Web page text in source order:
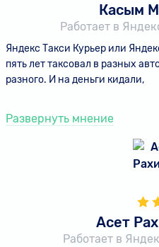
Касым
Работает в
Яндекс Такси Курьер или
пять лет таксовал в разных
разного. И на деньги кидали,
Развернуть мнение
Асет
Работает в